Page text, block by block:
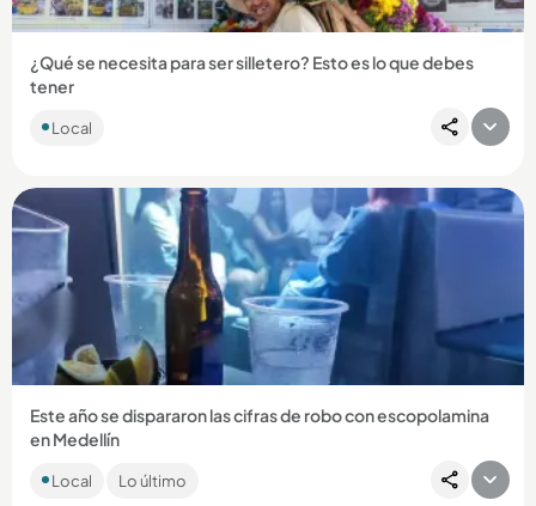
¿Qué se necesita para ser silletero? Esto es lo que debes
tener
Local
Compartir Noticia
Este año se dispararon las cifras de robo con escopolamina
en Medellín
Medellín, en lo que va del año se ha presentado un aumento
Local Lo último